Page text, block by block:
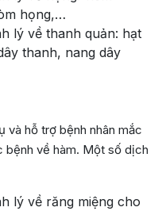
họng,…
lý về thanh quản: hạt
thanh, nang dây
và hỗ trợ bệnh nhân mắc
bệnh về hàm. Một số dịch
lý về răng miệng cho